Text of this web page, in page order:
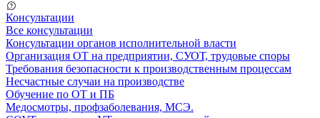
Консультации
Все консультации
Консультации органов исполнительной власти
Организация ОТ на предприятии, СУОТ, трудовые споры
Требования безопасности к производственным процессам
Несчастные случаи на производстве
Обучение по ОТ и ПБ
Медосмотры, профзаболевания, МСЭ.